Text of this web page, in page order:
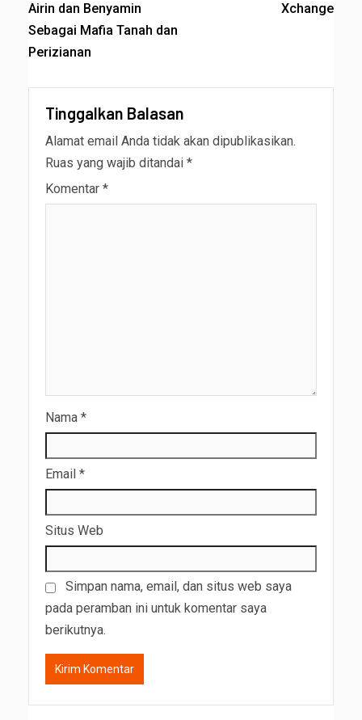
Airin dan Benyamin
Sebagai Mafia Tanah dan
Perizianan
Xchange
Tinggalkan Balasan
Alamat email Anda tidak akan dipublikasikan.
Ruas yang wajib ditandai *
Komentar *
Nama *
Email *
Situs Web
Simpan nama, email, dan situs web saya
pada peramban ini untuk komentar saya
berikutnya.